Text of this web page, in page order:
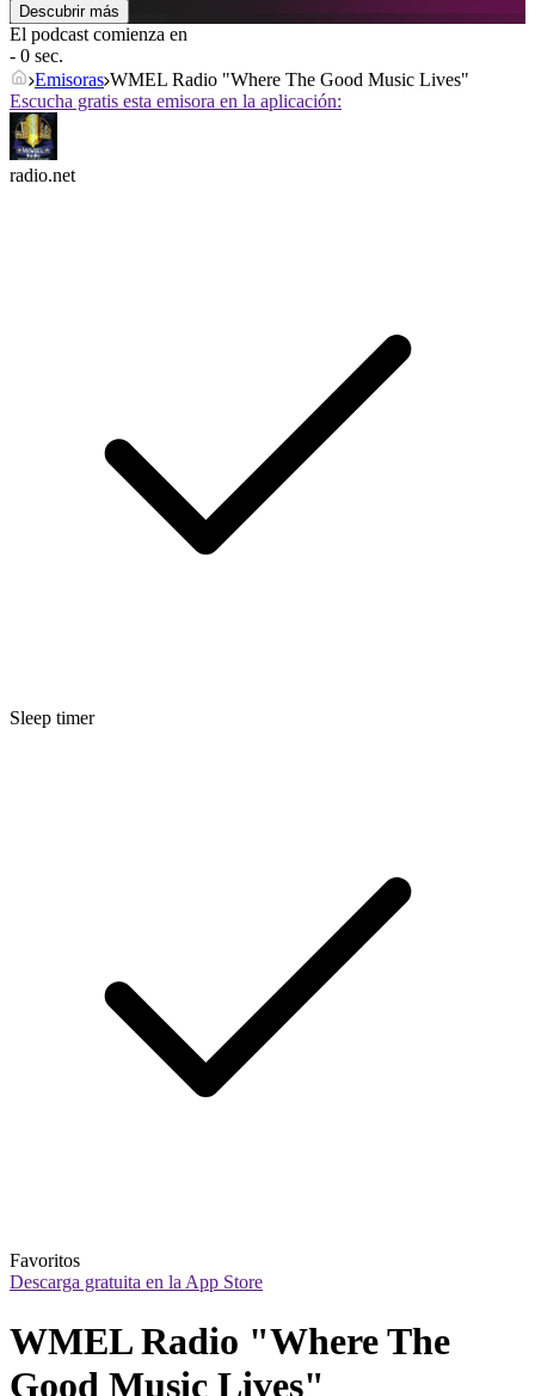
Descubrir más
El podcast comienza en
- 0 sec.
Emisoras WMEL Radio "Where The Good Music Lives"
Escucha gratis esta emisora en la aplicación:
radio.net
Sleep timer
Favoritos
Descarga gratuita en la App Store
WMEL Radio "Where The
Good Music Lives"